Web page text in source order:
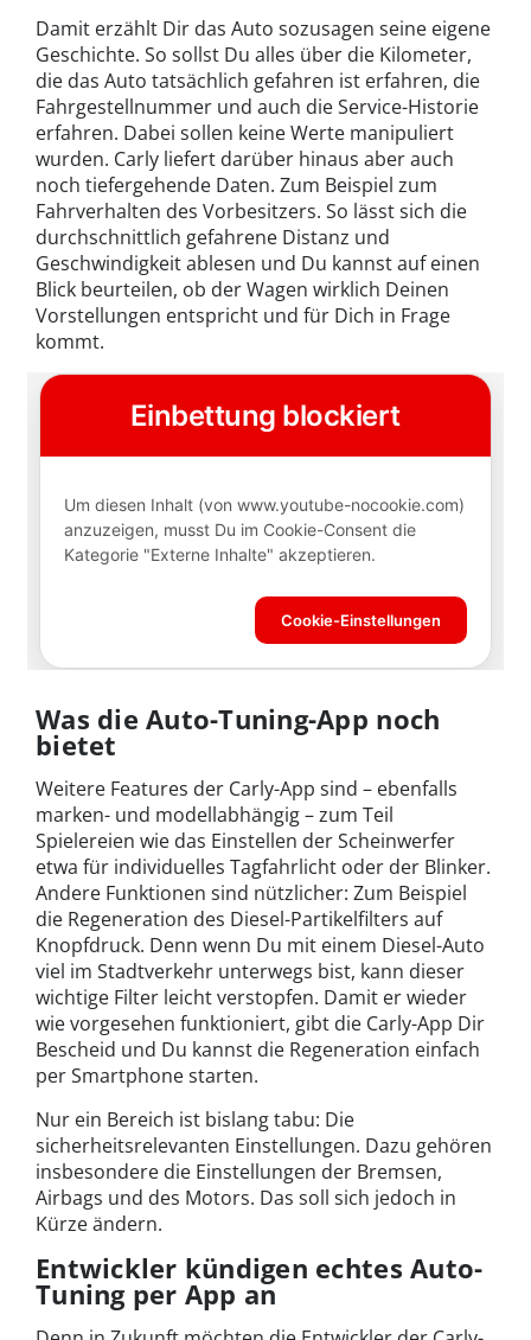
Damit erzählt Dir das Auto sozusagen seine eigene
Geschichte. So sollst Du alles über die Kilometer,
die das Auto tatsächlich gefahren ist erfahren, die
Fahrgestellnummer und auch die Service-Historie
erfahren. Dabei sollen keine Werte manipuliert
wurden. Carly liefert darüber hinaus aber auch
noch tiefergehende Daten. Zum Beispiel zum
Fahrverhalten des Vorbesitzers. So lässt sich die
durchschnittlich gefahrene Distanz und
Geschwindigkeit ablesen und Du kannst auf einen
Blick beurteilen, ob der Wagen wirklich Deinen
Vorstellungen entspricht und für Dich in Frage
kommt.
Was die Auto-Tuning-App noch
bietet
Weitere Features der Carly-App sind – ebenfalls
marken- und modellabhängig – zum Teil
Spielereien wie das Einstellen der Scheinwerfer
etwa für individuelles Tagfahrlicht oder der Blinker.
Andere Funktionen sind nützlicher: Zum Beispiel
die Regeneration des Diesel-Partikelfilters auf
Knopfdruck. Denn wenn Du mit einem Diesel-Auto
viel im Stadtverkehr unterwegs bist, kann dieser
wichtige Filter leicht verstopfen. Damit er wieder
wie vorgesehen funktioniert, gibt die Carly-App Dir
Bescheid und Du kannst die Regeneration einfach
per Smartphone starten.
Nur ein Bereich ist bislang tabu: Die
sicherheitsrelevanten Einstellungen. Dazu gehören
insbesondere die Einstellungen der Bremsen,
Airbags und des Motors. Das soll sich jedoch in
Kürze ändern.
Entwickler kündigen echtes Auto-
Tuning per App an